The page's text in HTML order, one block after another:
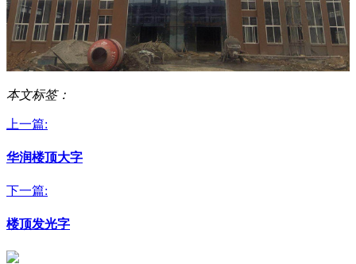
本文标签：
上一篇:
华润楼顶大字
下一篇:
楼顶发光字